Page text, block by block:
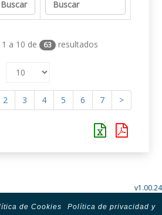
a 10 de 63 resultados
2 3 4 5 6 7 >
v1.00.24
de Cookies
Política de privacidad y